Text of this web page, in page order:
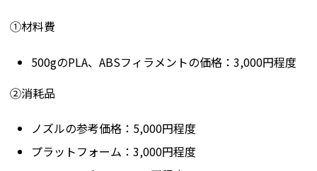
①材料費
500gのPLA、ABSフィラメントの価格：3,000円程度
②消耗品
ノズルの参考価格：5,000円程度
プラットフォーム：3,000円程度